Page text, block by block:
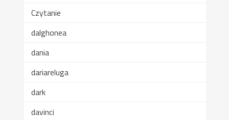
Czytanie
dalghonea
dania
dariareluga
dark
davinci